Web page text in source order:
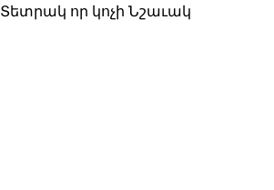
Տետրակ որ կոչի Նշաւակ